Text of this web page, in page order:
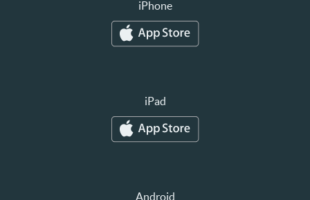
iPhone
iPad
Android